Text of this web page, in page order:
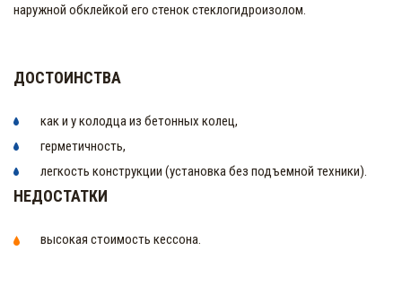
наружной обклейкой его стенок стеклогидроизолом.
ДОСТОИНСТВА
как и у колодца из бетонных колец,
герметичность,
легкость конструкции (установка без подъемной техники).
НЕДОСТАТКИ
высокая стоимость кессона.